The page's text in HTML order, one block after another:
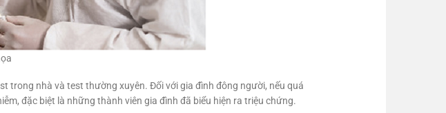
trong nhà và test thường xuyên. Đối với gia đình đông người, nếu quá
đặc biệt là những thành viên gia đình đã biểu hiện ra triệu chứng.